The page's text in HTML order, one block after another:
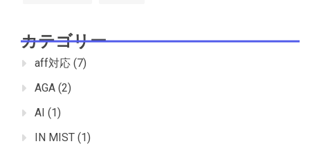
カテゴリー
aff対応 (7)
AGA (2)
AI (1)
IN MIST (1)